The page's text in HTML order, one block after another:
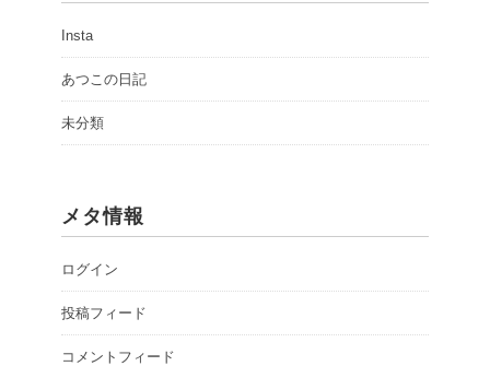
Insta
あつこの日記
未分類
メタ情報
ログイン
投稿フィード
コメントフィード